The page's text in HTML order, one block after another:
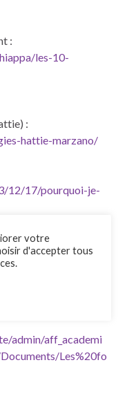
:
les-10-
:
hattie-marzano/
12/17/pourquoi-je-
:
2016/06/26/
pour-
admin/aff_academi
Les%20fo
votre
d'accepter tous